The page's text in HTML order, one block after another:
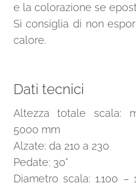
e la colorazione se
Si consiglia di non
calore.
Dati tecnici
Altezza totale scala:
5000 mm
Alzate: da 210 a 230
Pedate: 30°
Diametro scala: 1.100 –